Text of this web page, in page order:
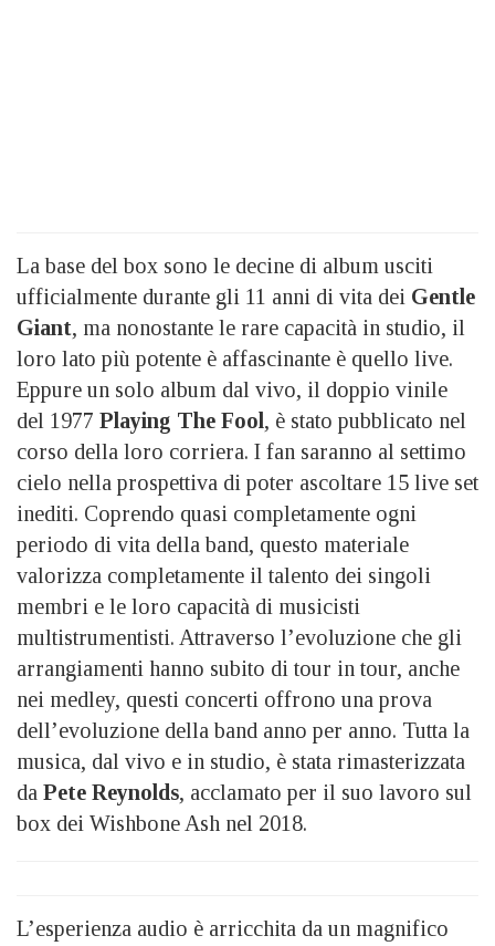
La base del box sono le decine di album usciti
ufficialmente durante gli 11 anni di vita dei Gentle
Giant, ma nonostante le rare capacità in studio, il
loro lato più potente è affascinante è quello live.
Eppure un solo album dal vivo, il doppio vinile
del 1977 Playing The Fool , è stato pubblicato nel
corso della loro corriera. I fan saranno al settimo
cielo nella prospettiva di poter ascoltare 15 live set
inediti. Coprendo quasi completamente ogni
periodo di vita della band, questo materiale
valorizza completamente il talento dei singoli
membri e le loro capacità di musicisti
multistrumentisti. Attraverso l’evoluzione che gli
arrangiamenti hanno subito di tour in tour, anche
nei medley, questi concerti offrono una prova
dell’evoluzione della band anno per anno. Tutta la
musica, dal vivo e in studio, è stata rimasterizzata
da Pete Reynolds, acclamato per il suo lavoro sul
box dei Wishbone Ash nel 2018.
L’esperienza audio è arricchita da un magnifico